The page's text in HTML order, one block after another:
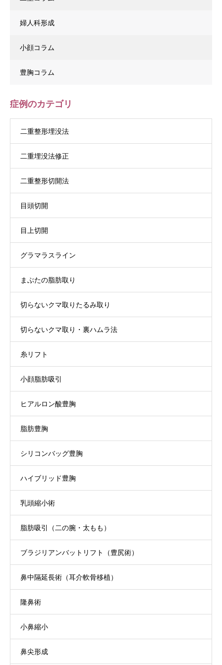
婦人科形成
小顔コラム
豊胸コラム
症例のカテゴリ
二重整形埋没法
二重埋没法修正
二重整形切開法
目頭切開
目上切開
グラマラスライン
まぶたの脂肪取り
切らないクマ取りたるみ取り
切らないクマ取り・裏ハムラ法
糸リフト
小顔脂肪吸引
ヒアルロン酸豊胸
脂肪豊胸
シリコンバッグ豊胸
ハイブリッド豊胸
乳頭縮小術
脂肪吸引（二の腕・太もも）
ブラジリアンバットリフト（豊尻術）
鼻中隔延長術（耳介軟骨移植）
隆鼻術
小鼻縮小
鼻尖形成